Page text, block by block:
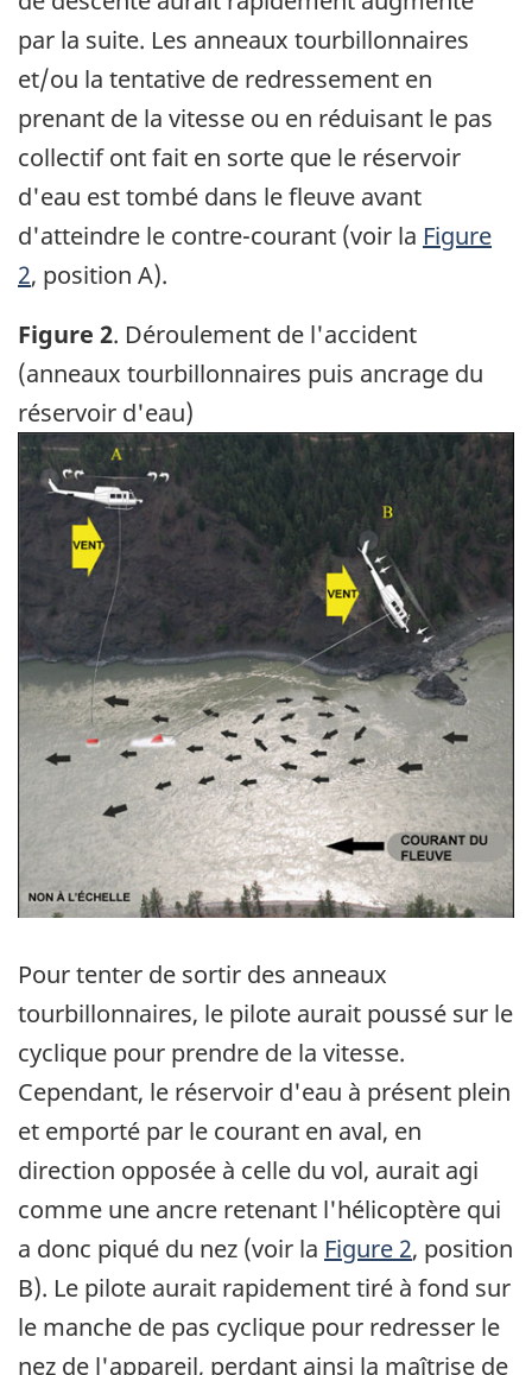
par la suite. Les anneaux tourbillonnaires
et/ou la tentative de redressement en
prenant de la vitesse ou en réduisant le pas
collectif ont fait en sorte que le réservoir
d'eau est tombé dans le fleuve avant
d'atteindre le contre-courant (voir la Figure
2, position A).
Figure 2. Déroulement de l'accident
(anneaux tourbillonnaires puis ancrage du
réservoir d'eau)
Image
Pour tenter de sortir des anneaux
tourbillonnaires, le pilote aurait poussé sur le
cyclique pour prendre de la vitesse.
Cependant, le réservoir d'eau à présent plein
et emporté par le courant en aval, en
direction opposée à celle du vol, aurait agi
comme une ancre retenant l'hélicoptère qui
a donc piqué du nez (voir la Figure 2, position
B). Le pilote aurait rapidement tiré à fond sur
le manche de pas cyclique pour redresser le
nez de l'appareil, perdant ainsi la maîtrise de